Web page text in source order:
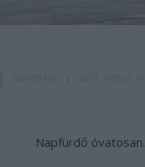
Napfürdő óvatosan.